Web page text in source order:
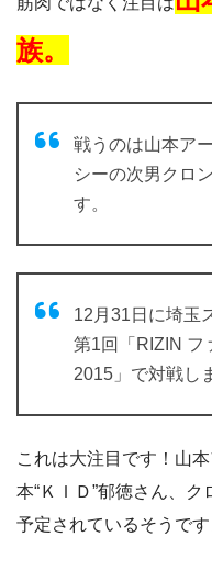
族。
戦うのは山本ア
シーの次男クロ
す。
12月31日に埼玉
第1回「RIZIN フ
2015」で対戦し
これは大注目です！山
本“ＫＩＤ”郁徳さん、
予定されているそうで